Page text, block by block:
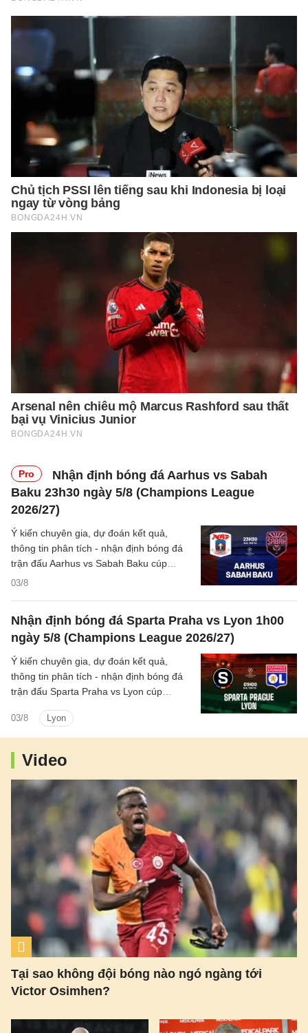
Pro
Nhận định bóng đá Aarhus vs Sabah
Baku 23h30 ngày 5/8 (Champions League
2026/27)
03/8
Ý kiến chuyên gia, dự đoán kết quả,
thông tin phân tích - nhận định bóng đá
trận đấu Aarhus vs Sabah Baku cúp
C1/UEFA Champions League 2026/27
Nhận định bóng đá Sparta Praha vs Lyon 1h00
ngày 5/8 (Champions League 2026/27)
03/8 Lyon
Ý kiến chuyên gia, dự đoán kết quả,
thông tin phân tích - nhận định bóng đá
trận đấu Sparta Praha vs Lyon cúp
hôm nay.
Video
Tại sao không đội bóng nào ngó ngàng tới
Victor Osimhen?